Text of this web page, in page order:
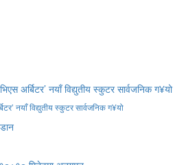
नयाँ विद्युतीय स्कुटर सार्वजनिक ग¥यो